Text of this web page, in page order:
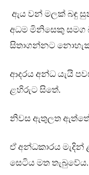
ඇය වන් මලක් බඳු
අධම මිනිසෙකු සමග
සිතාගන්නට
ආදරය අන්ධ යැයි
ළහිරුට සිතේ.
නිවස ඇතුලත
ඒ අන්ධකාරය
සෙටිය මත තැබුවේය.